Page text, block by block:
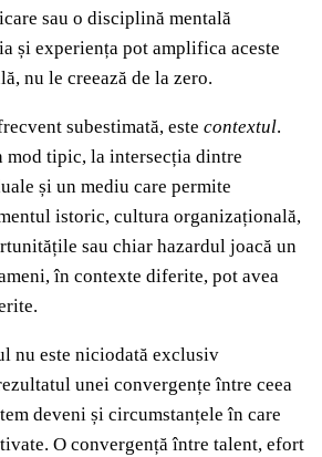
sau o disciplină mentală
și experiența pot amplifica aceste
nu le creează de la zero.
subestimată, este contextul.
mod tipic, la intersecția dintre
și un mediu care permite
istoric, cultura organizațională,
sau chiar hazardul joacă un
în contexte diferite, pot avea
nu este niciodată exclusiv
unei convergențe între ceea
deveni și circumstanțele în care
O convergență între talent, efort